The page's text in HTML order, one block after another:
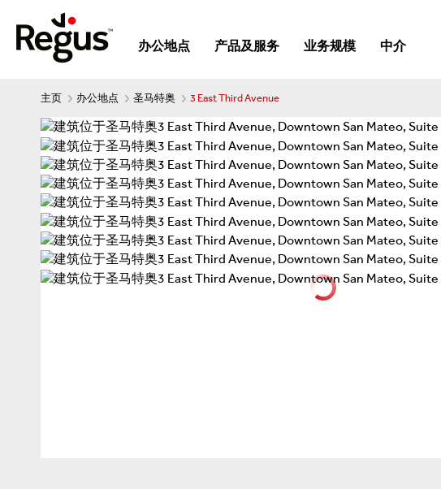
办公地点 产品及服务 业务规模 中介
主页 办公地点 圣马特奥 3 East Third Avenue